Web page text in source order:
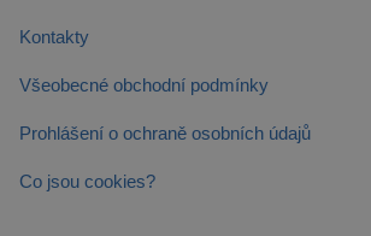
Kontakty
Všeobecné obchodní podmínky
Prohlášení o ochraně osobních údajů
Co jsou cookies?